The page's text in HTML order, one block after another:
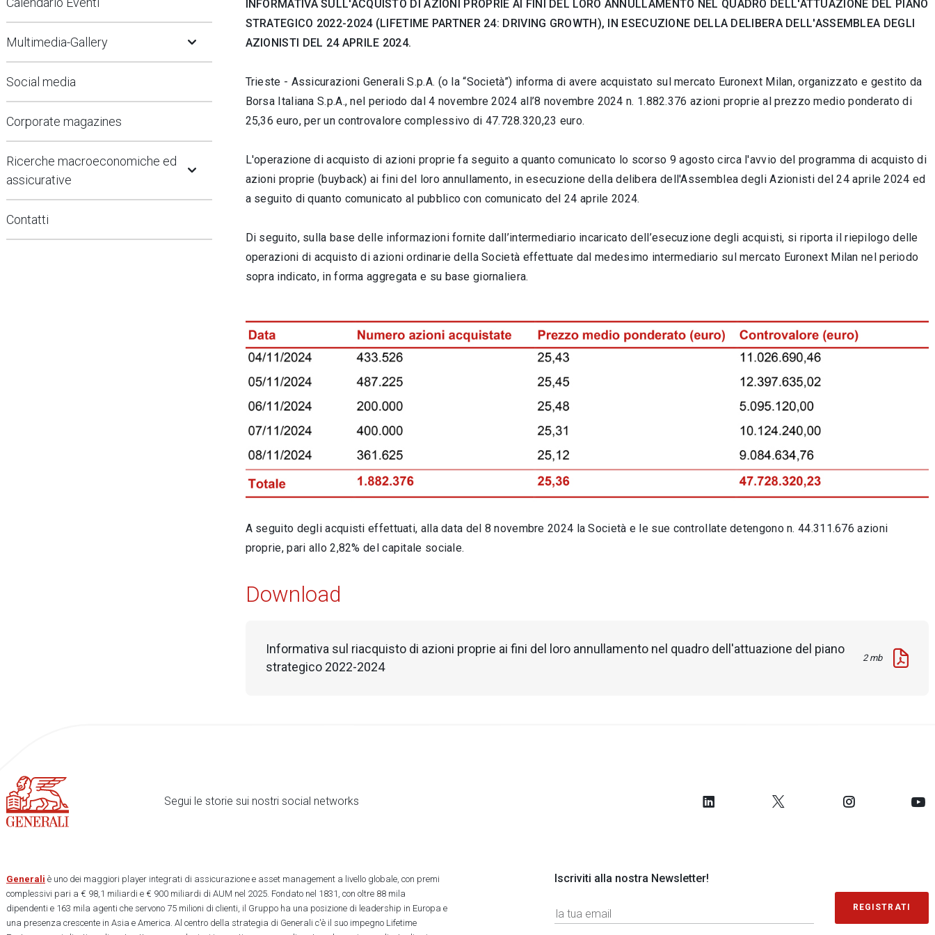
Multimedia-Gallery Open Submenu
Social media
Corporate magazines
Ricerche macroeconomiche ed
assicurative
Contatti
INFORMATIVA SULL'ACQUISTO DI AZIONI PROPRIE AI FINI DEL LORO ANNULLAMENTO NEL QUADRO DELL'ATTUAZIONE DEL PIANO
STRATEGICO 2022-2024 (LIFETIME PARTNER 24: DRIVING GROWTH), IN ESECUZIONE DELLA DELIBERA DELL'ASSEMBLEA DEGLI
AZIONISTI DEL 24 APRILE 2024.
Trieste - Assicurazioni Generali S.p.A. (o la “Società”) informa di avere acquistato sul mercato Euronext Milan, organizzato e gestito da
Borsa Italiana S.p.A., nel periodo dal 4 novembre 2024 all’8 novembre 2024 n. 1.882.376 azioni proprie al prezzo medio ponderato di
25,36 euro, per un controvalore complessivo di 47.728.320,23 euro.
L'operazione di acquisto di azioni proprie fa seguito a quanto comunicato lo scorso 9 agosto circa l'avvio del programma di acquisto di
azioni proprie (buyback) ai fini del loro annullamento, in esecuzione della delibera dell'Assemblea degli Azionisti del 24 aprile 2024 ed
a seguito di quanto comunicato al pubblico con comunicato del 24 aprile 2024.
Di seguito, sulla base delle informazioni fornite dall’intermediario incaricato dell’esecuzione degli acquisti, si riporta il riepilogo delle
operazioni di acquisto di azioni ordinarie della Società effettuate dal medesimo intermediario sul mercato Euronext Milan nel periodo
sopra indicato, in forma aggregata e su base giornaliera.
A seguito degli acquisti effettuati, alla data del 8 novembre 2024 la Società e le sue controllate detengono n. 44.311.676 azioni
proprie, pari allo 2,82% del capitale sociale.
Download
Informativa sul riacquisto di azioni proprie ai fini del loro annullamento nel quadro dell'attuazione del piano
strategico 2022-2024
2 mb
Segui le storie sui nostri social networks
Iscriviti alla nostra Newsletter!
REGISTRATI
Generali è uno dei maggiori player integrati di assicurazione e asset management a livello globale, con premi
complessivi pari a € 98,1 miliardi e € 900 miliardi di AUM nel 2025. Fondato nel 1831, con oltre 88 mila
dipendenti e 163 mila agenti che servono 75 milioni di clienti, il Gruppo ha una posizione di leadership in Europa e
una presenza crescente in Asia e America. Al centro della strategia di Generali c'è il suo impegno Lifetime